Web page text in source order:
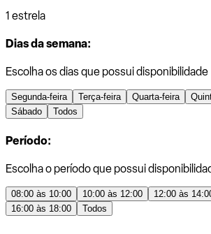
1 estrela
Dias da semana:
Escolha os dias que possui disponibilidade
Segunda-feira Terça-feira Quarta-feira
Sábado
Todos
Período:
Escolha o período que possui
08:00 às 10:00 10:00 às 12:00 12:00 às
16:00 às 18:00
Todos